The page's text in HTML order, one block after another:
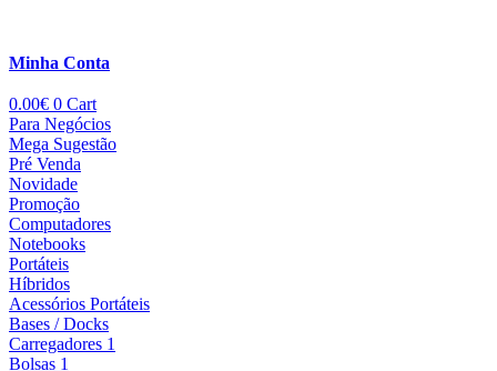
Minha Conta
0.00€ 0 Cart
Para Negócios
Mega Sugestão
Pré Venda
Novidade
Promoção
Computadores
Notebooks
Portáteis
Híbridos
Acessórios Portáteis
Bases / Docks
Carregadores 1
Bolsas 1